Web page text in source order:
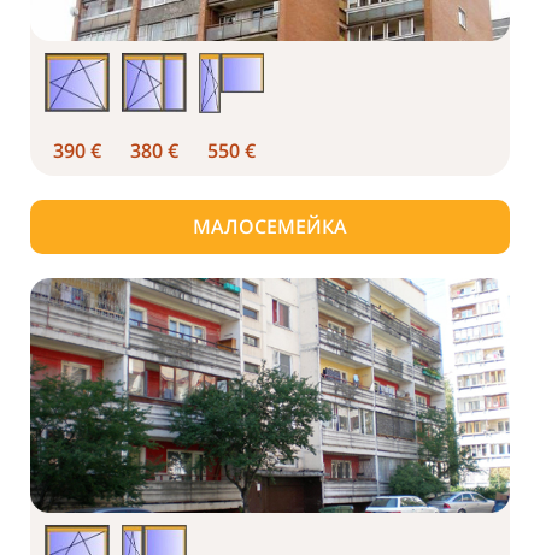
390 € 380 € 550 €
МАЛОСЕМЕЙКА